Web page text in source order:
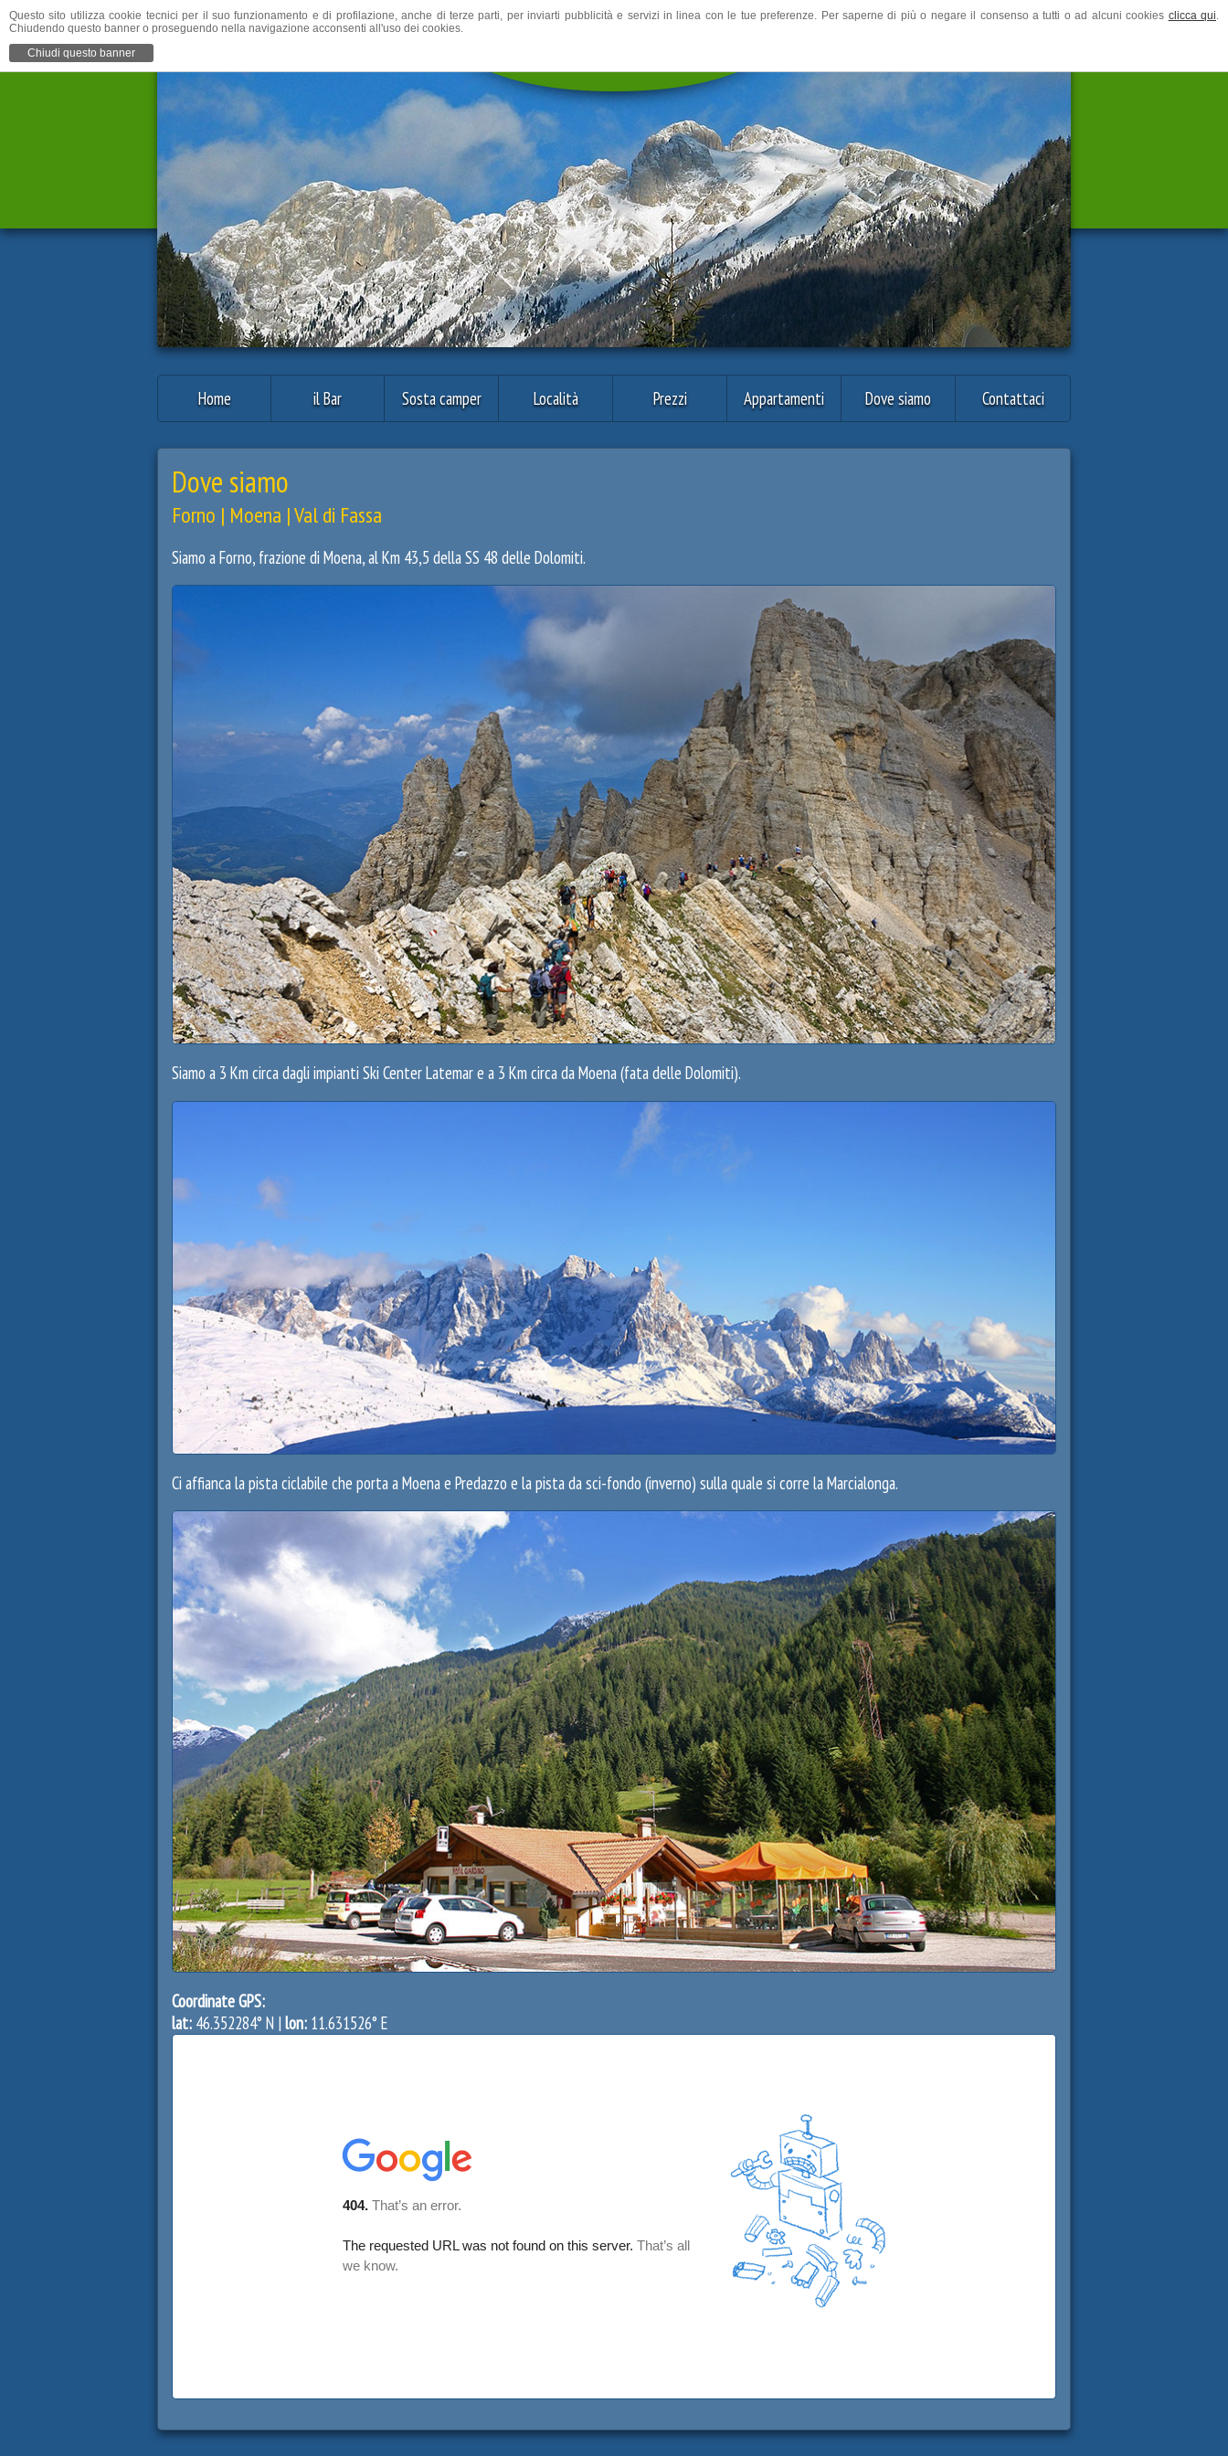
Home il Bar Sosta camper Località Prezzi Appartamenti Dove siamo Contattaci
Dove siamo
Forno | Moena | Val di Fassa
Siamo a Forno, frazione di Moena, al Km 43,5 della SS 48 delle Dolomiti.
Siamo a 3 Km circa dagli impianti Ski Center Latemar e a 3 Km circa da Moena (fata delle Dolomiti).
Ci affianca la pista ciclabile che porta a Moena e Predazzo e la pista da sci-fondo (inverno) sulla quale si corre la Marcialonga.
Coordinate GPS:
lat: 46.352284° N | lon: 11.631526° E
Questo sito utilizza cookie tecnici per il suo funzionamento e di profilazione, anche di terze parti, per inviarti pubblicità e servizi in linea con le tue preferenze. Per saperne di più o negare il consenso a tutti o ad alcuni cookies clicca qui.
Chiudendo questo banner o proseguendo nella navigazione acconsenti all'uso dei cookies.
Chiudi questo banner